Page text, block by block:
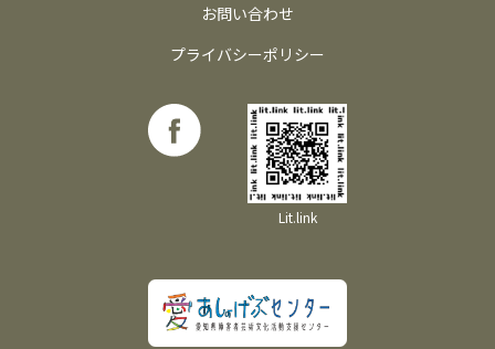
お問い合わせ
プライバシーポリシー
Lit.link